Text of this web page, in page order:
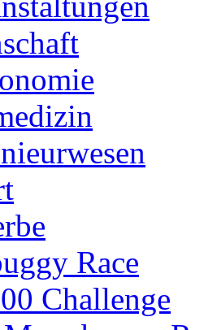
Race
Challenge